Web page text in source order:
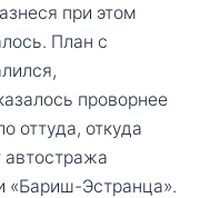
при этом
План с
проворнее
оттуда, откуда
«Бариш-Эстранца».